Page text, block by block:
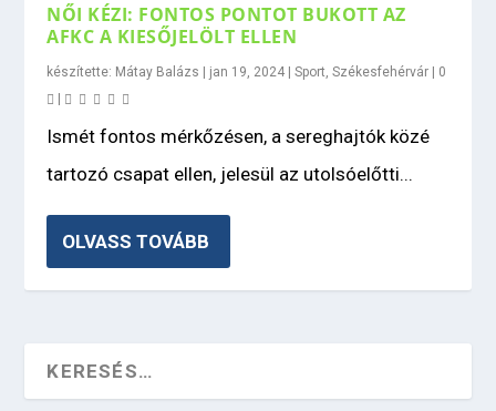
NŐI KÉZI: FONTOS PONTOT BUKOTT AZ
AFKC A KIESŐJELÖLT ELLEN
készítette: Mátay Balázs | jan 19, 2024 |Sport ,Székesfehérvár | 0
|
Ismét fontos mérkőzésen, a sereghajtók közé
tartozó csapat ellen, jelesül az utolsóelőtti...
OLVASS TOVÁBB